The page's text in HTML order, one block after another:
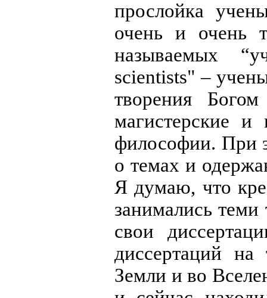
прослойка
очень и очень
называемых
scientists" –
творения
магистерские и
философии. При
о темах и
Я думаю, что
занимались
свои
диссертаций
Земли и во